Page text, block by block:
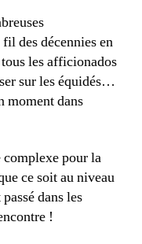
des décennies en
les afficionados
sur les équidés…
moment dans
pour la
ce soit au niveau
dans les
!